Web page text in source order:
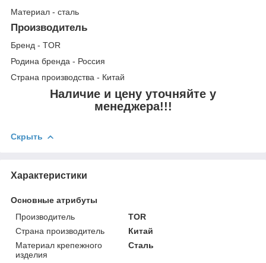
Материал - сталь
Производитель
Бренд - TOR
Родина бренда - Россия
Страна производства - Китай
Наличие и цену уточняйте у
менеджера!!!
Скрыть
Характеристики
Основные атрибуты
Производитель
TOR
Страна производитель
Китай
Материал крепежного
изделия
Сталь